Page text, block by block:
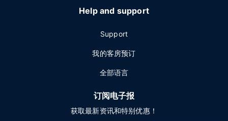
Help and support
Support
我的客房预订
全部语言
订阅电子报
获取最新资讯和特别优惠！